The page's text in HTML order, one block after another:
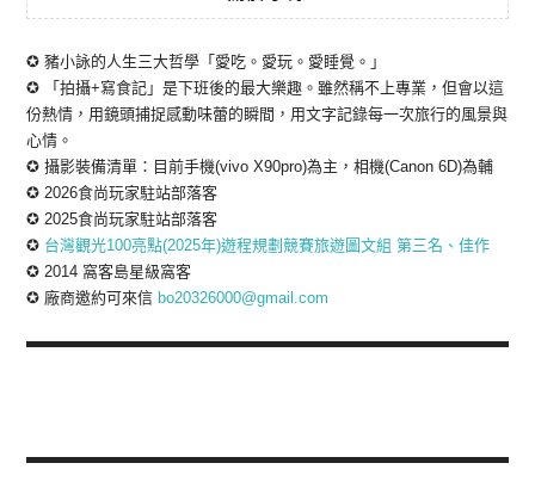
✪ 豬小詠的人生三大哲學「愛吃。愛玩。愛睡覺。」
✪ 「拍攝+寫食記」是下班後的最大樂趣。雖然稱不上專業，但會以這
份熱情，用鏡頭捕捉感動味蕾的瞬間，用文字記錄每一次旅行的風景與
心情。
✪ 攝影裝備清單：目前手機(vivo X90pro)為主，相機(Canon 6D)為輔
✪ 2026食尚玩家駐站部落客
✪ 2025食尚玩家駐站部落客
✪ 台灣觀光100亮點(2025年)遊程規劃競賽旅遊圖文組 第三名、佳作
✪ 2014 窩客島星級窩客
✪ 廠商邀約可來信 bo20326000@gmail.com